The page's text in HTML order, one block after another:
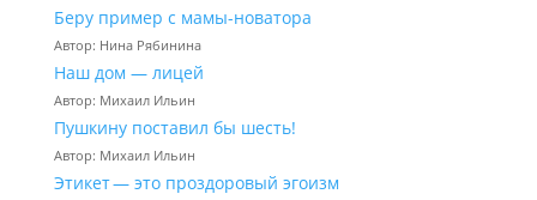
Беру пример с мамы-новатора
Автор: Нина Рябинина
Наш дом — лицей
Автор: Михаил Ильин
Пушкину поставил бы шесть!
Автор: Михаил Ильин
Этикет — это проздоровый эгоизм